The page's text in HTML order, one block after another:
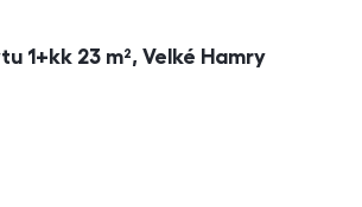
1+kk 23 m², Velké Hamry